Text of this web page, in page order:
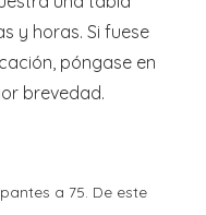
y horas. Si fuese
póngase en
brevedad.
a 75. De este